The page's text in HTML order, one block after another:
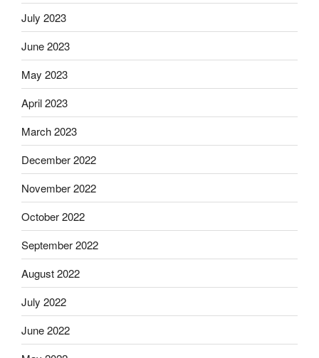
July 2023
June 2023
May 2023
April 2023
March 2023
December 2022
November 2022
October 2022
September 2022
August 2022
July 2022
June 2022